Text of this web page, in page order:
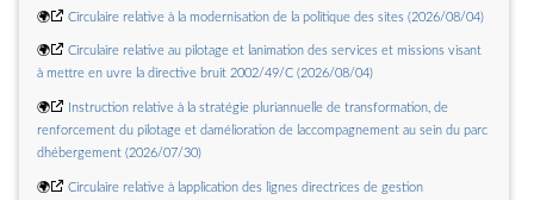
🌍 Circulaire relative à la modernisation de la politique des sites (2026/08/04)
🌍
Circulaire relative au pilotage et lanimation des services et missions visant
à mettre en uvre la directive bruit 2002/49/C (2026/08/04)
🌍
Instruction relative à la stratégie pluriannuelle de transformation, de
renforcement du pilotage et damélioration de laccompagnement au sein du parc
dhébergement (2026/07/30)
🌍
Circulaire relative à lapplication des lignes directrices de gestion